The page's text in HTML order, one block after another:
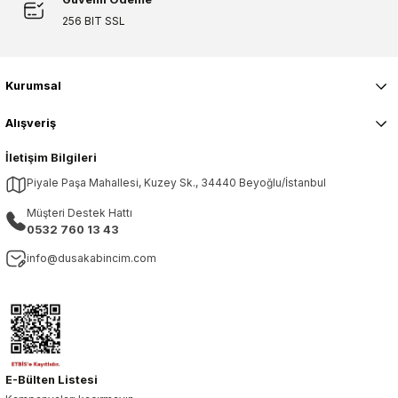
256 BIT SSL
İletişim Bilgileri
Piyale Paşa Mahallesi, Kuzey Sk., 34440 Beyoğlu/İstanbul
Müşteri Destek Hattı
0532 760 13 43
info@dusakabincim.com
Kurumsal
Alışveriş
E-Bülten Listesi